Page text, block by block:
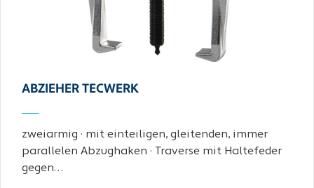
ABZIEHER TECWERK
zweiarmig · mit einteiligen, gleitenden, immer
parallelen Abzughaken · Traverse mit Haltefeder
gegen…